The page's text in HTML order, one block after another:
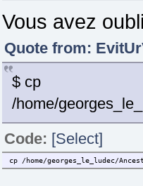
Vous avez
Quote from:
$ cp
/home/
Code: [Select]
cp /home/georges_le_ludec/